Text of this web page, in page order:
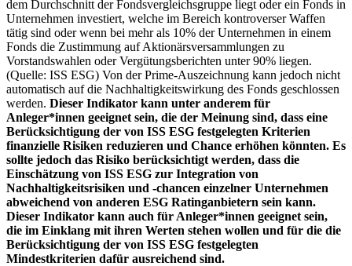
dem Durchschnitt der Fondsvergleichsgruppe liegt oder ein Fonds in
Unternehmen investiert, welche im Bereich kontroverser Waffen
tätig sind oder wenn bei mehr als 10% der Unternehmen in einem
Fonds die Zustimmung auf Aktionärsversammlungen zu
Vorstandswahlen oder Vergütungsberichten unter 90% liegen.
(Quelle: ISS ESG) Von der Prime-Auszeichnung kann jedoch nicht
automatisch auf die Nachhaltigkeitswirkung des Fonds geschlossen
werden. Dieser Indikator kann unter anderem für
Anleger*innen geeignet sein, die der Meinung sind, dass eine
Berücksichtigung der von ISS ESG festgelegten Kriterien
finanzielle Risiken reduzieren und Chance erhöhen könnten. Es
sollte jedoch das Risiko berücksichtigt werden, dass die
Einschätzung von ISS ESG zur Integration von
Nachhaltigkeitsrisiken und -chancen einzelner Unternehmen
abweichend von anderen ESG Ratinganbietern sein kann.
Dieser Indikator kann auch für Anleger*innen geeignet sein,
die im Einklang mit ihren Werten stehen wollen und für die die
Berücksichtigung der von ISS ESG festgelegten
Mindestkriterien dafür ausreichend sind.